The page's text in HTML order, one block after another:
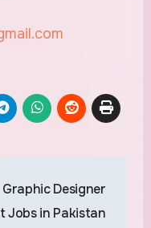
Graphic Designer
Jobs in Pakistan